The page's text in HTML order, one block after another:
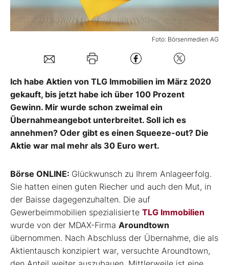
Mein B:O
Kontakt
Foto: Börsenmedien AG
Ich habe Aktien von TLG Immobilien im März 2020
gekauft, bis jetzt habe ich über 100 Prozent
Gewinn. Mir wurde schon zweimal ein
Übernahmeangebot unterbreitet. Soll ich es
annehmen? Oder gibt es einen Squeeze-out? Die
Aktie war mal mehr als 30 Euro wert.
Börse ONLINE: Glückwunsch zu Ihrem Anlageerfolg.
Sie hatten einen guten Riecher und auch den Mut, in
der Baisse dagegenzuhalten. Die auf
Gewerbeimmobilien spezialisierte TLG Immobilien
wurde von der MDAX-Firma Aroundtown
übernommen. Nach Abschluss der Übernahme, die als
Aktientausch konzipiert war, versuchte Aroundtown,